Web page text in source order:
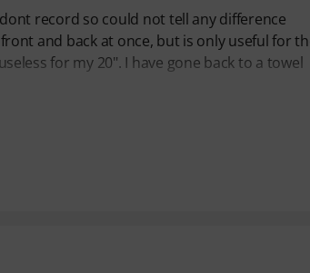
record so could not tell any difference
and back at once, but is only useful for
for my 20". I have gone back to a towel